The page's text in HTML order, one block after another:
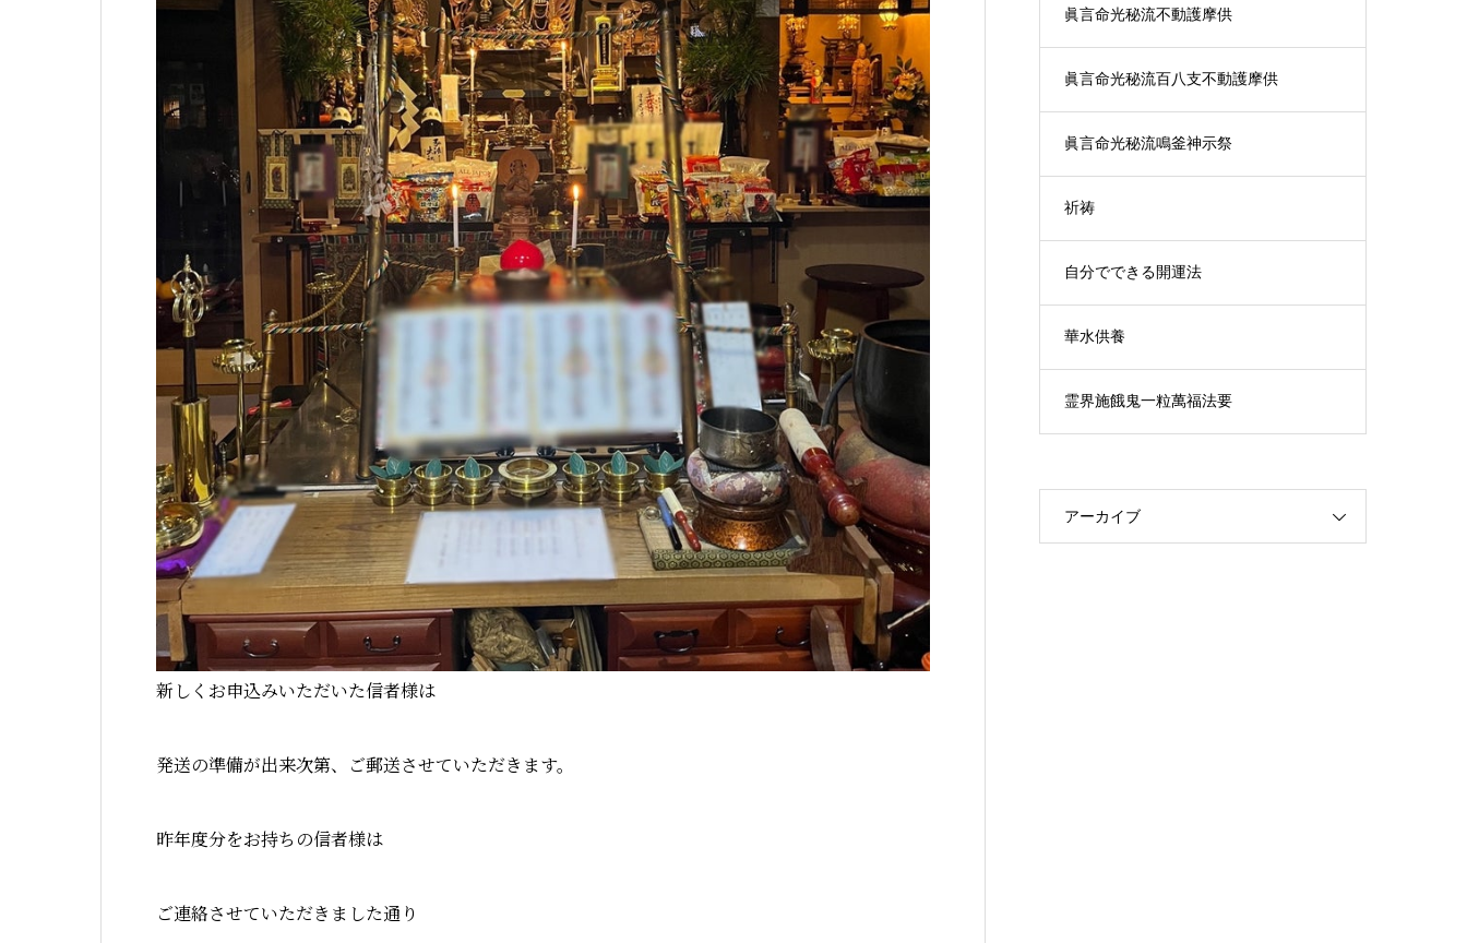
新しくお申込みいただいた信者様は
発送の準備が出来次第、ご郵送させていただきます。
昨年度分をお持ちの信者様は
ご連絡させていただきました通り
眞言命光秘流不動護摩供
眞言命光秘流百八支不動護摩供
眞言命光秘流鳴釜神示祭
祈祷
自分でできる開運法
華水供養
霊界施餓鬼一粒萬福法要
アーカイブ